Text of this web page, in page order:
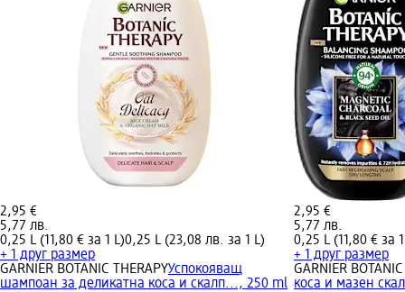
2,95 €
5,77 лв.
0,25 L (11,80 € за 1 L)0,25 L (23,08 лв. за 1 L)
+ 1 друг размер
GARNIER BOTANIC THERAPYУспокояващ
шампоан за деликатна коса и скалп..., 250 ml
2,95 €
5,77 лв.
0,25 L (11,80 € за
+ 1 друг размер
GARNIER
коса и мазен